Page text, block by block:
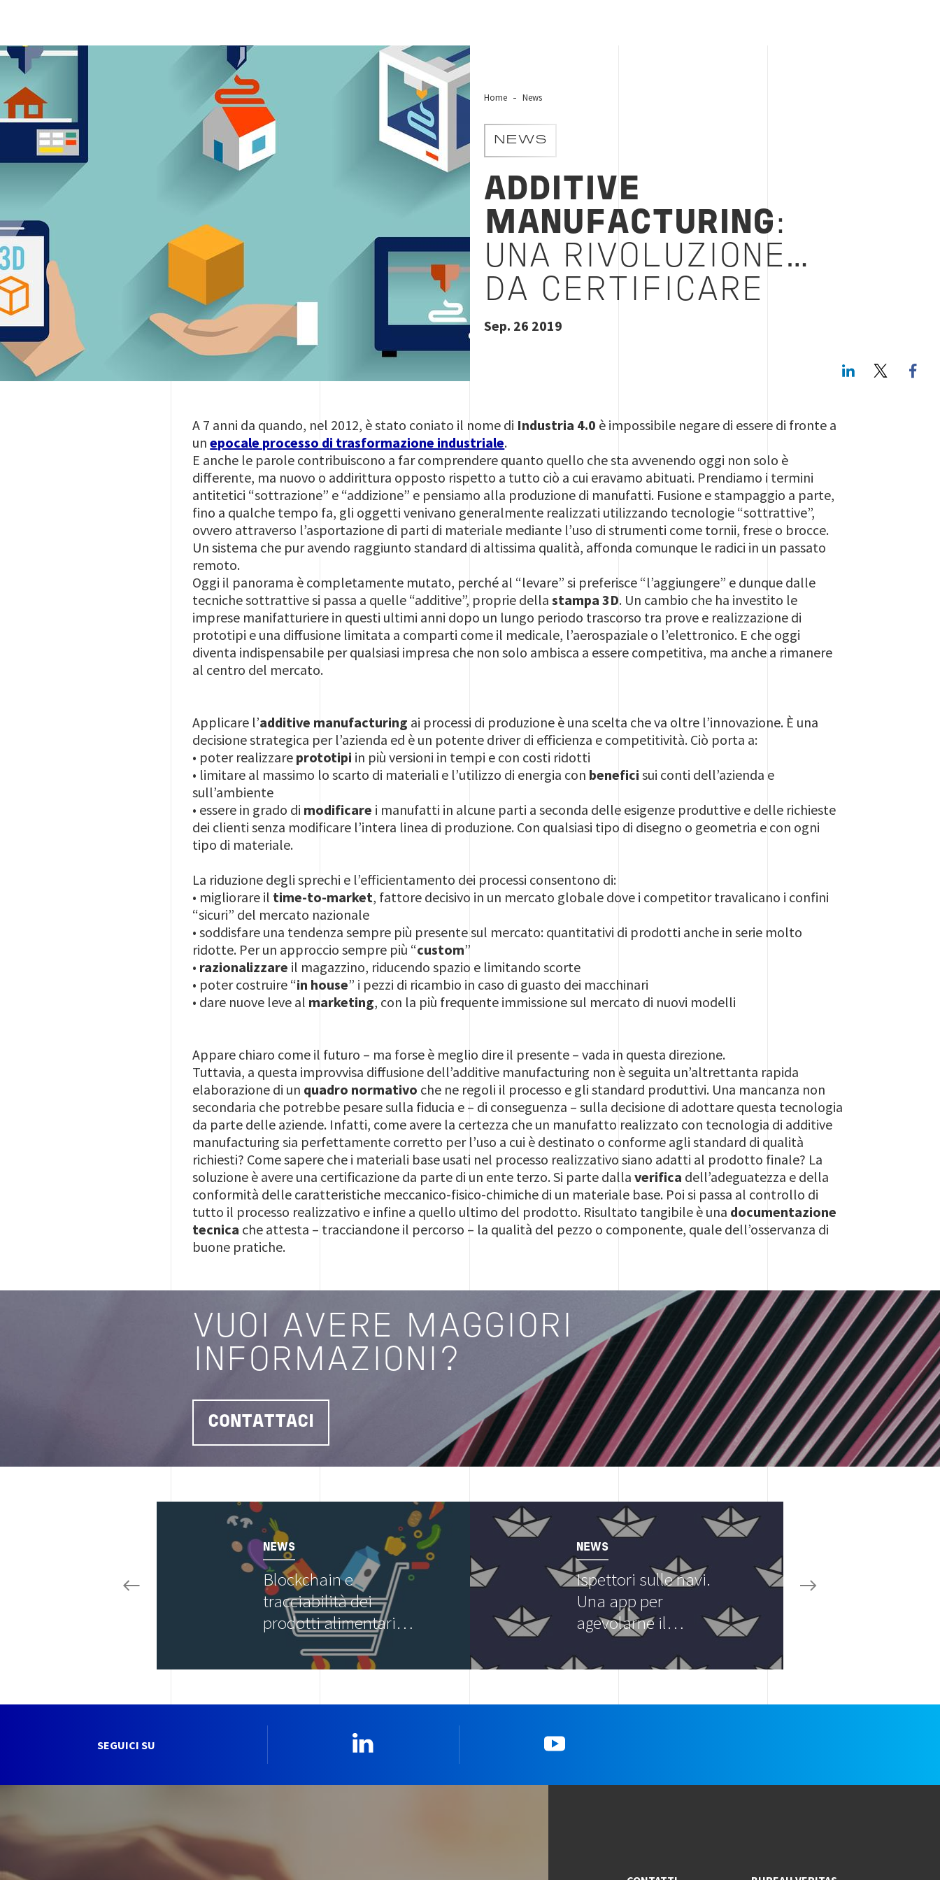
emag-additive-manufacturing
Home News
NEWS
ADDITIVE
MANUFACTURING:
UNA RIVOLUZIONE…
DA CERTIFICARE
Sep. 26 2019
LinkedIn
A 7 anni da quando, nel 2012, è stato coniato il nome di Industria 4.0 è impossibile negare di essere di fronte a
unepocale processo di trasformazione industriale.
E anche le parole contribuiscono a far comprendere quanto quello che sta avvenendo oggi non solo è
differente, ma nuovo o addirittura opposto rispetto a tutto ciò a cui eravamo abituati. Prendiamo i termini
antitetici “sottrazione” e “addizione” e pensiamo alla produzione di manufatti. Fusione e stampaggio a parte,
fino a qualche tempo fa, gli oggetti venivano generalmente realizzati utilizzando tecnologie “sottrattive”,
ovvero attraverso l’asportazione di parti di materiale mediante l’uso di strumenti come tornii, frese o brocce.
Un sistema che pur avendo raggiunto standard di altissima qualità, affonda comunque le radici in un passato
remoto.
Oggi il panorama è completamente mutato, perché al “levare” si preferisce “l’aggiungere” e dunque dalle
tecniche sottrattive si passa a quelle “additive”, proprie dellastampa 3D. Un cambio che ha investito le
imprese manifatturiere in questi ultimi anni dopo un lungo periodo trascorso tra prove e realizzazione di
prototipi e una diffusione limitata a comparti come il medicale, l’aerospaziale o l’elettronico. E che oggi
diventa indispensabile per qualsiasi impresa che non solo ambisca a essere competitiva, ma anche a rimanere
al centro del mercato.
Applicare l’additive manufacturing ai processi di produzione è una scelta che va oltre l’innovazione. È una
decisione strategica per l’azienda ed è un potente driver di efficienza e competitività. Ciò porta a:
• poter realizzare prototipi in più versioni in tempi e con costi ridotti
• limitare al massimo lo scarto di materiali e l’utilizzo di energia con benefici sui conti dell’azienda e
sull’ambiente
• essere in grado di modificare i manufatti in alcune parti a seconda delle esigenze produttive e delle richieste
dei clienti senza modificare l’intera linea di produzione. Con qualsiasi tipo di disegno o geometria e con ogni
tipo di materiale.
La riduzione degli sprechi e l’efficientamento dei processi consentono di:
• migliorare il time-to-market, fattore decisivo in un mercato globale dove i competitor travalicano i confini
“sicuri” del mercato nazionale
• soddisfare una tendenza sempre più presente sul mercato: quantitativi di prodotti anche in serie molto
ridotte. Per un approccio sempre più “custom”
• razionalizzare il magazzino, riducendo spazio e limitando scorte
• poter costruire “in house” i pezzi di ricambio in caso di guasto dei macchinari
• dare nuove leve al marketing, con la più frequente immissione sul mercato di nuovi modelli
Appare chiaro come il futuro – ma forse è meglio dire il presente – vada in questa direzione.
Tuttavia, a questa improvvisa diffusione dell’additive manufacturing non è seguita un’altrettanta rapida
elaborazione di un quadro normativo che ne regoli il processo e gli standard produttivi. Una mancanza non
secondaria che potrebbe pesare sulla fiducia e – di conseguenza – sulla decisione di adottare questa tecnologia
da parte delle aziende. Infatti, come avere la certezza che un manufatto realizzato con tecnologia di additive
manufacturing sia perfettamente corretto per l’uso a cui è destinato o conforme agli standard di qualità
richiesti? Come sapere che i materiali base usati nel processo realizzativo siano adatti al prodotto finale? La
soluzione è avere una certificazione da parte di un ente terzo. Si parte dallaverifica dell’adeguatezza e della
conformità delle caratteristiche meccanico-fisico-chimiche di un materiale base. Poi si passa al controllo di
tutto il processo realizzativo e infine a quello ultimo del prodotto. Risultato tangibile è una documentazione
tecnica che attesta – tracciandone il percorso – la qualità del pezzo o componente, quale dell’osservanza di
buone pratiche.
VUOI AVERE MAGGIORI
INFORMAZIONI?
CONTATTACI
NEWS
Blockchain e
tracciabilità dei
prodotti alimentari…
NEWS
Ispettori sulle navi.
Una app per
agevolarne il…
SEGUICI SU